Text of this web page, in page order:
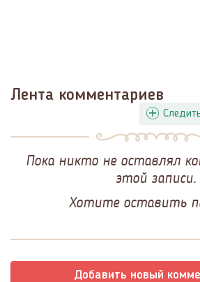
Лента комментариев
Пока никто не оставлял
этой записи.
Хотите оставить
Добавить новый